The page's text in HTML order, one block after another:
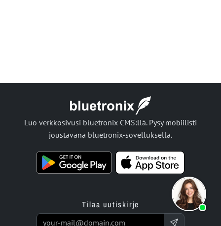
Luo verkkosivusi bluetronix CMS:llä. Pysy mobiilisti
joustavana bluetronix-sovelluksella.
Tilaa uutiskirje